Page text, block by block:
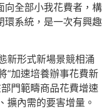
向全部小我花費者，構
系統，是一次有興趣
新形式新場景競相涌
“加速培養辦事花費新
門範疇商品花費增速
擴內需的要害增量。